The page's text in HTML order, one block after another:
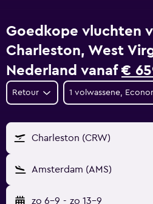
Goedkope vluchten
Charleston, West
Nederland vanaf €
Retour 1 volwassene,
Charleston (CRW)
Amsterdam (AMS)
zo 6-9 - zo 13-9